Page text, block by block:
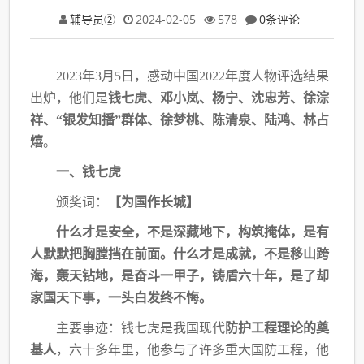
辅导员② 2024-02-05 578 0条评论
2023年3月5日，感动中国2022年度人物评选结果
出炉，他们是钱七虎、邓小岚、杨宁、沈忠芳、徐淙
祥、“银发知播”群体、徐梦桃、陈清泉、陆鸿、林占
熺。
一、钱七虎
颁奖词： 【为国作长城】
什么才是安全，不是深藏地下，构筑掩体，是有
人默默把胸膛挡在前面。什么才是成就， 不是移山跨
海，轰天钻地，是奋斗一甲子，铸盾六十年，是了却
家国天下事，一头白发终不悔。
主要事迹：钱七虎是我国现代防护工程理论的奠
基人 ，六十多年里，他参与了许多重大 国防工程，他